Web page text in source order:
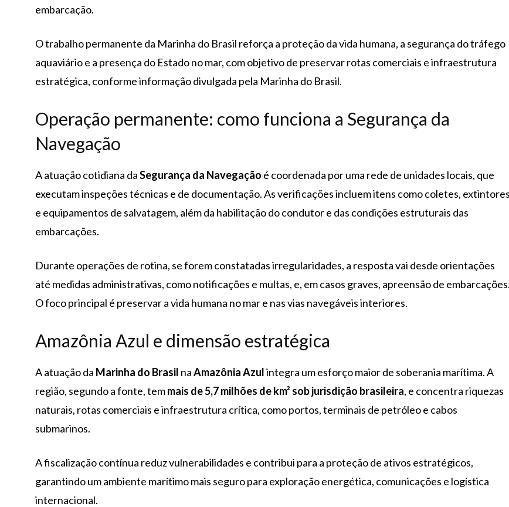
embarcação.
O trabalho permanente da Marinha do Brasil reforça a proteção da vida humana, a segurança do tráfego
aquaviário e a presença do Estado no mar, com objetivo de preservar rotas comerciais e infraestrutura
estratégica, conforme informação divulgada pela Marinha do Brasil.
Operação permanente: como funciona a Segurança da
Navegação
A atuação cotidiana daSegurança da Navegação é coordenada por uma rede de unidades locais, que
executam inspeções técnicas e de documentação. As verificações incluem itens como coletes, extintores
e equipamentos de salvatagem, além da habilitação do condutor e das condições estruturais das
embarcações.
Durante operações de rotina, se forem constatadas irregularidades, a resposta vai desde orientações
até medidas administrativas, como notificações e multas, e, em casos graves, apreensão de embarcações.
O foco principal é preservar a vida humana no mar e nas vias navegáveis interiores.
Amazônia Azul e dimensão estratégica
A atuação da Marinha do Brasil naAmazônia Azulintegra um esforço maior de soberania marítima. A
região, segundo a fonte, temmais de 5,7 milhões de km² sob jurisdição brasileira, e concentra riquezas
naturais, rotas comerciais e infraestrutura crítica, como portos, terminais de petróleo e cabos
submarinos.
A fiscalização contínua reduz vulnerabilidades e contribui para a proteção de ativos estratégicos,
garantindo um ambiente marítimo mais seguro para exploração energética, comunicações e logística
internacional.